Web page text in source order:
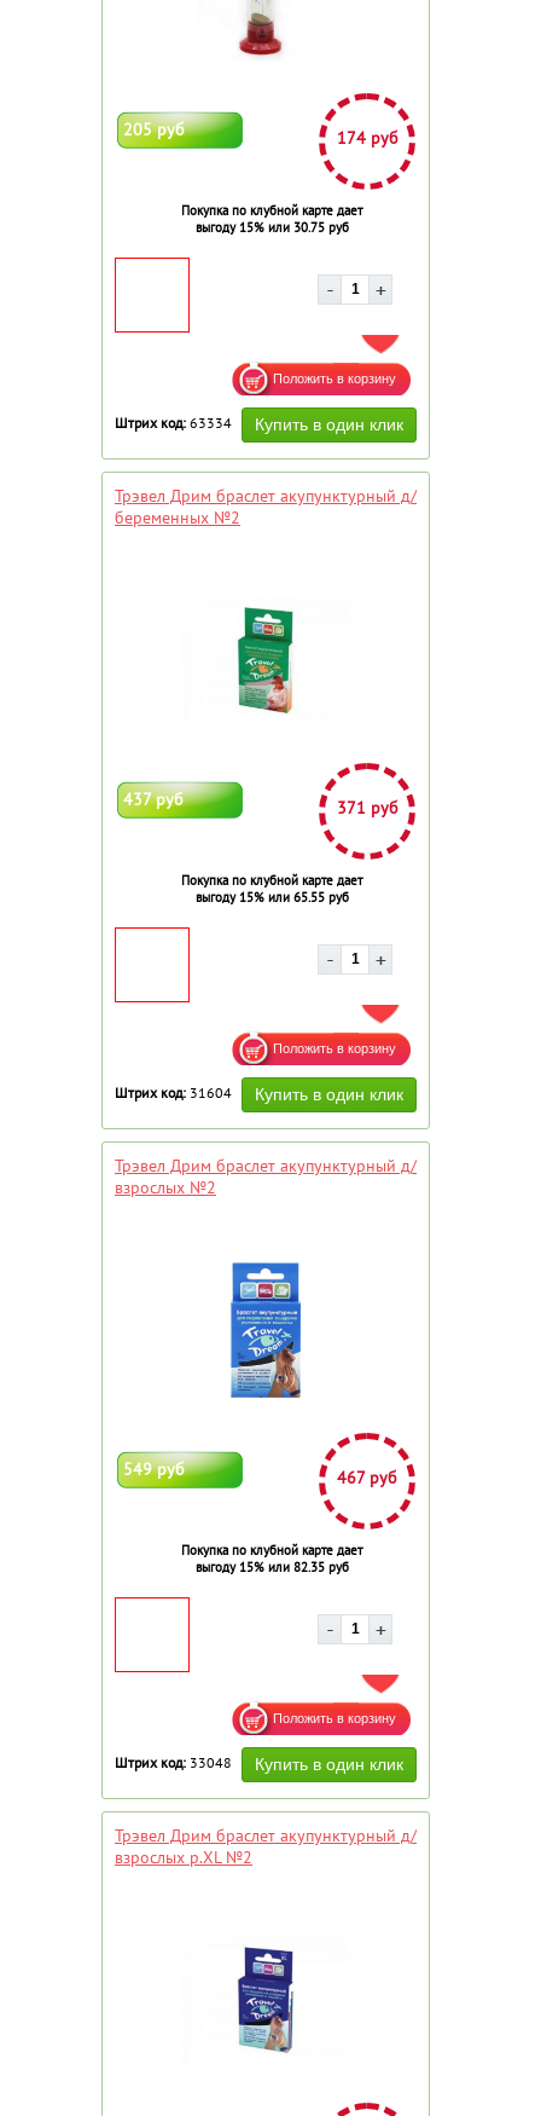
205 руб 174 руб
Покупка по клубной карте дает
выгоду 15% или 30.75 руб
ДОБАВИТЬ В ИЗБРАННОЕ
Штрих код: 63334
Трэвел Дрим браслет акупунктурный д/
беременных №2
437 руб 371 руб
Покупка по клубной карте дает
выгоду 15% или 65.55 руб
ДОБАВИТЬ В ИЗБРАННОЕ
Штрих код: 31604
Трэвел Дрим браслет акупунктурный д/
взрослых №2
549 руб 467 руб
Покупка по клубной карте дает
выгоду 15% или 82.35 руб
ДОБАВИТЬ В ИЗБРАННОЕ
Штрих код: 33048
Трэвел Дрим браслет акупунктурный д/
взрослых р.XL №2